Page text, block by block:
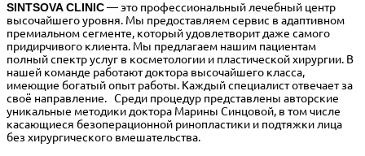
SINTSOVA CLINIC— это профессиональный лечебный центр
высочайшего уровня. Мы предоставляем сервис в адаптивном
премиальном сегменте, который удовлетворит даже самого
придирчивого клиента. Мы предлагаем нашим пациентам
полный спектр услуг в косметологии и пластической хирургии. В
нашей команде работают доктора высочайшего класса,
имеющие богатый опыт работы. Каждый специалист отвечает за
своё направление. Среди процедур представлены авторские
уникальные методики доктора Марины Синцовой, в том числе
касающиеся безоперационной ринопластики и подтяжки лица
без хирургического вмешательства.